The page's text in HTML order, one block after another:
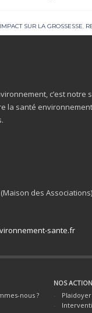
IMPACT SUR LA GROSSESSE,
c’est notre
la santé
des Associations)
sante.fr
nous ?
NOS
Plaidoyer